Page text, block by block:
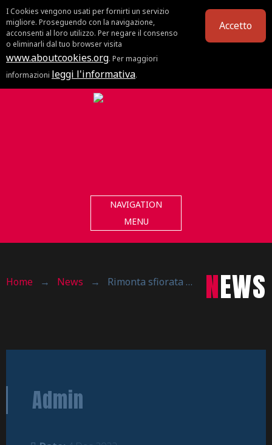
I Cookies vengono usati per fornirti un servizio
migliore. Proseguendo con la navigazione,
acconsenti al loro utilizzo. Per negare il consenso
o eliminarli dal tuo browser visita
www.aboutcookies.org. Per maggiori
informazioni leggi l'informativa.
Accetto
NAVIGATION
MENU
Home → News → Rimonta sfiorata a Novate NEWS
Admin